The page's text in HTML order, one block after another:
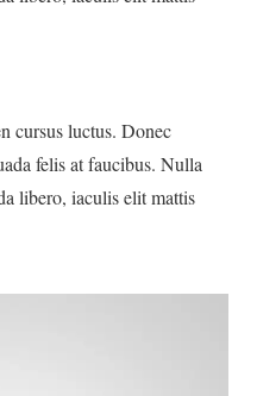
cursus luctus. Donec
felis at faucibus. Nulla
libero, iaculis elit mattis